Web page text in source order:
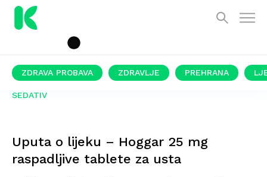
ZDRAVA PROBAVA ZDRAVLJE PREHRANA
SEDATIV
Uputa o lijeku – Hoggar 25 mg
raspadljive tablete za usta